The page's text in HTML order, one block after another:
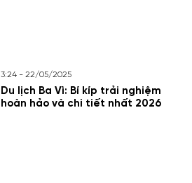
3:24 - 22/05/2025
Du lịch Ba Vì: Bí kíp trải nghiệm
hoàn hảo và chi tiết nhất 2026